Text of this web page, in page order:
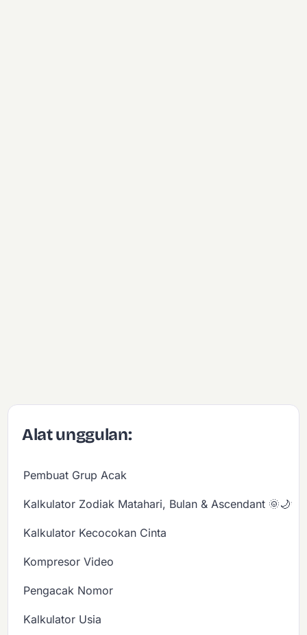
Alat unggulan:
Pembuat Grup Acak
Kalkulator Zodiak Matahari, Bulan & Ascendant 🌞🌙✨
Kalkulator Kecocokan Cinta
Kompresor Video
Pengacak Nomor
Kalkulator Usia